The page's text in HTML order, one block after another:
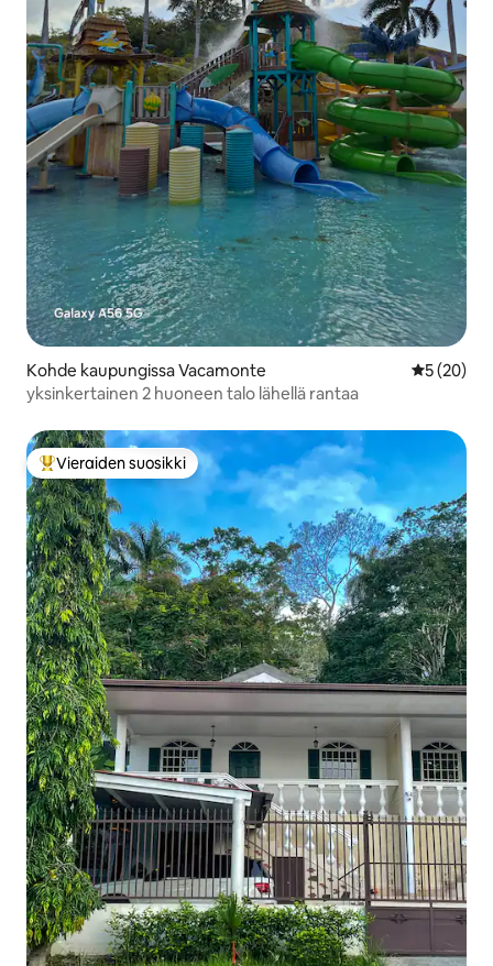
Kohde kaupungissa Vacamonte
5 (20)
yksinkertainen 2 huoneen talo lähellä rantaa
Vieraiden suosikkien parhaimmistoa
Vieraiden suosikki